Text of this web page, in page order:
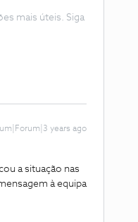
mais úteis. Siga
years ago
a situação nas
à equipa